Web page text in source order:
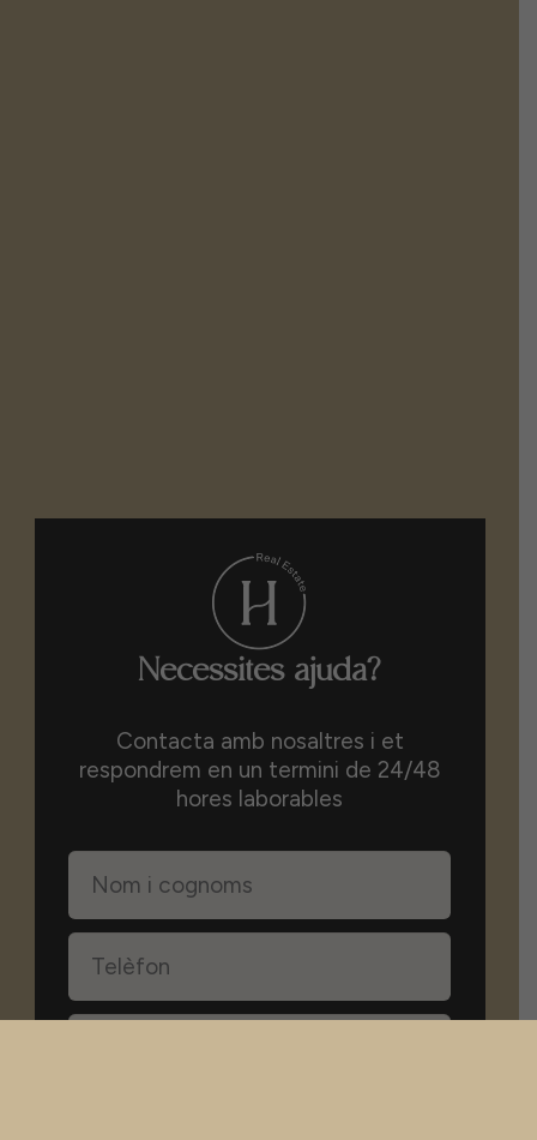
Necessites ajuda?
Contacta amb nosaltres i et
respondrem en un termini de 24/48
hores laborables